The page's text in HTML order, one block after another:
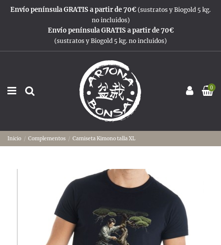
Envío península GRATIS a partir de 70€ (sustratos y Biogold 5 kg.
no incluidos)
Envío península GRATIS a partir de 70€
(sustratos y Biogold 5 kg. no incluidos)
0
Inicio Complementos Camiseta Kimono talla XL